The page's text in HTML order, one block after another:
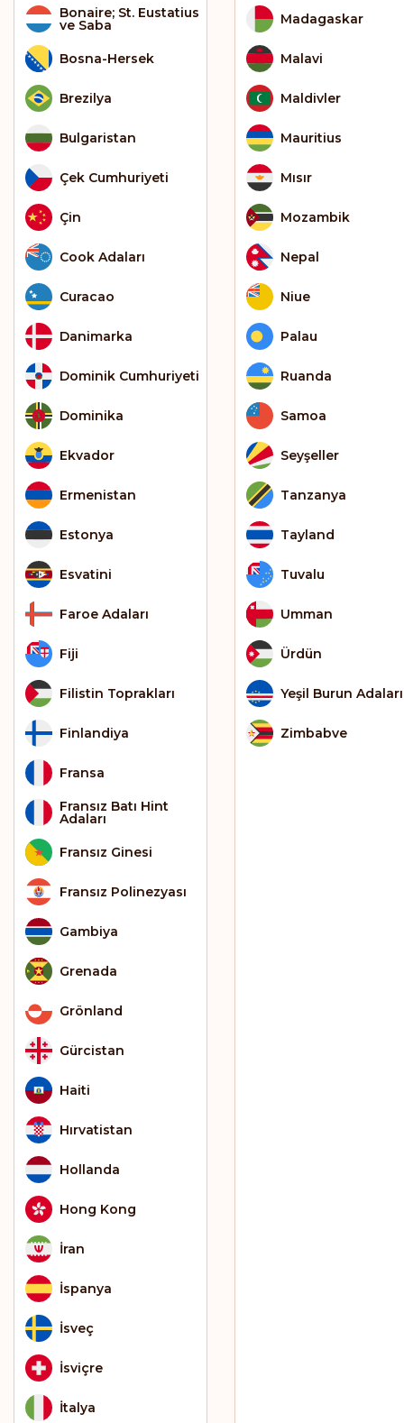
Bonaire; St. Eustatius
ve Saba
Bosna-Hersek
Brezilya
Bulgaristan
Çek Cumhuriyeti
Çin
Cook Adaları
Curacao
Danimarka
Dominik Cumhuriyeti
Dominika
Ekvador
Ermenistan
Estonya
Esvatini
Faroe Adaları
Fiji
Filistin Toprakları
Finlandiya
Fransa
Fransız Batı Hint
Adaları
Fransız Ginesi
Fransız Polinezyası
Gambiya
Grenada
Grönland
Gürcistan
Haiti
Hırvatistan
Hollanda
Hong Kong
İran
İspanya
İsveç
İsviçre
İtalya
Madagaskar
Malavi
Maldivler
Mauritius
Mısır
Mozambik
Nepal
Niue
Palau
Ruanda
Samoa
Seyşeller
Tanzanya
Tayland
Tuvalu
Umman
Ürdün
Yeşil Burun Adaları
Zimbabve